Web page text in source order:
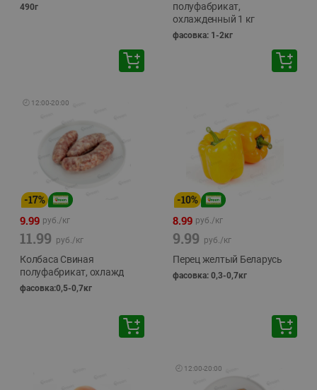
490г
полуфабрикат,
охлажденный 1 кг
фасовка: 1-2кг
🕘 12:00-20:00
-17%
9.99 руб./кг
11.99 руб./кг
Колбаса Свиная
полуфабрикат, охлажд
фасовка:0,5-0,7кг
-10%
8.99 руб./кг
9.99 руб./кг
Перец желтый Беларусь
фасовка: 0,3-0,7кг
🕘 12:00-20:00